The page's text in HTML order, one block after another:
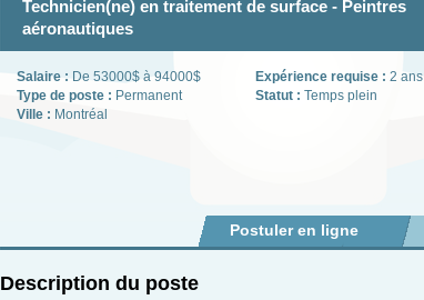
Technicien(ne) en traitement de surface - Peintres
aéronautiques
Salaire : De 53000$ à 94000$
Type de poste : Permanent
Ville : Montréal
Expérience requise : 2 ans
Statut : Temps plein
Postuler en ligne
Description du poste